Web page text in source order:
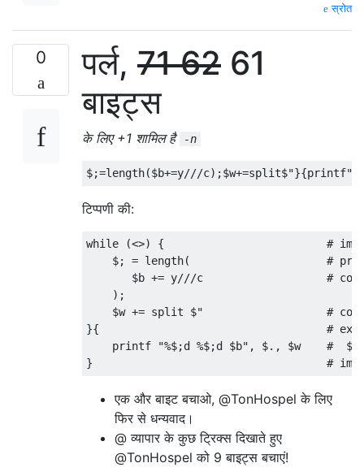
स्रोत
0 पर्ल, 7162 61
बाइट्स
के लिए +1 शामिल है -n
टिप्पणी की:
while (<>) {                         #
$; = length(                     #
$b += y///c                   #
    );
$w += split $"                   #
}{                                   # explicit:
printf "%$;d %$;d $b", $., $w    #
एक और बाइट बचाओ, @TonHospel के लिए
फिर से धन्यवाद।
@ व्यापार के कुछ ट्रिक्स दिखाते हुए
@TonHospel को 9 बाइट्स बचाएं!